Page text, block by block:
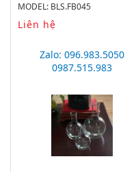
MODEL: BLS.FB045
Liên hệ
Zalo: 096.983.5050
0987.515.983